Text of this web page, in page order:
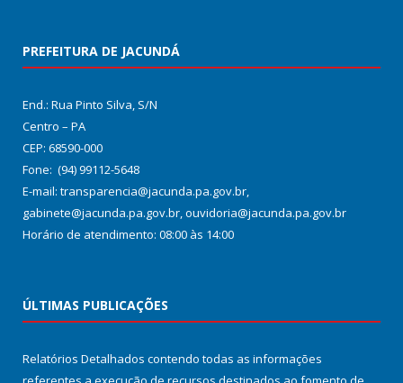
PREFEITURA DE JACUNDÁ
End.: Rua Pinto Silva, S/N
Centro – PA
CEP: 68590-000
Fone: (94) 99112-5648
E-mail: transparencia@jacunda.pa.gov.br,
gabinete@jacunda.pa.gov.br, ouvidoria@jacunda.pa.gov.br
Horário de atendimento: 08:00 às 14:00
ÚLTIMAS PUBLICAÇÕES
Relatórios Detalhados contendo todas as informações